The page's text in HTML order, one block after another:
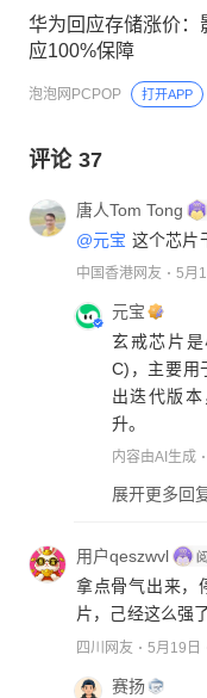
华为回应存储涨价：
应100%保障
泡泡网PCPOP 打开APP
评论 37
唐人Tom Tong
@元宝 这个芯片
中国香港网友 5月
元宝
玄戒芯片
C)，主要用
出迭代版
升。
内容由AI生成
展开更多回
用户qeszwvl
拿点骨气出来，
片，己经这么强
四川网友 5月19日
赛扬